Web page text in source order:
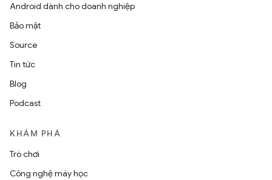
Android dành cho doanh nghiệp
Bảo mật
Source
Tin tức
Blog
Podcast
KHÁM PHÁ
Trò chơi
Công nghệ máy học